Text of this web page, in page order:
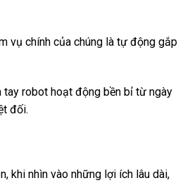
vụ chính của chúng là tự động gắp
tay robot hoạt động bền bỉ từ ngày
đối.
khi nhìn vào những lợi ích lâu dài,